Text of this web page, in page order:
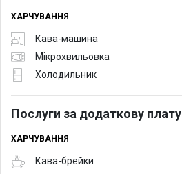
ХАРЧУВАННЯ
Кава-машина
Мікрохвильовка
Холодильник
Послуги за додаткову плату
ХАРЧУВАННЯ
Кава-брейки